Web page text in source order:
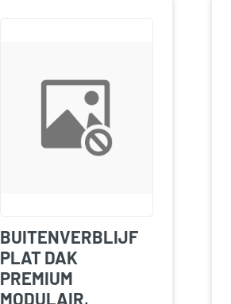
BUITENVERBLIJF
PLAT DAK
PREMIUM
MODULAIR,